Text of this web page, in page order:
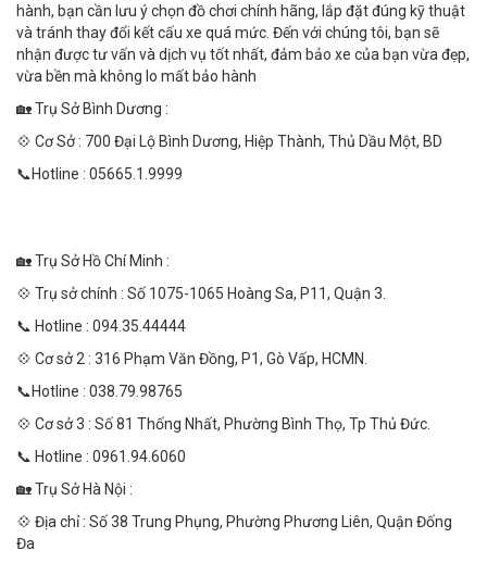
hành, bạn cần lưu ý chọn đồ chơi chính hãng, lắp đặt đúng kỹ thuật
và tránh thay đổi kết cấu xe quá mức. Đến với chúng tôi, bạn sẽ
nhận được tư vấn và dịch vụ tốt nhất, đảm bảo xe của bạn vừa đẹp,
vừa bền mà không lo mất bảo hành
🏡 Trụ Sở Bình Dương :
💠 Cơ Sở : 700 Đại Lộ Bình Dương, Hiệp Thành, Thủ Dầu Một, BD
📞Hotline : 05665.1.9999
🏡 Trụ Sở Hồ Chí Minh :
💠 Trụ sở chính : Số 1075-1065 Hoàng Sa, P11, Quận 3.
📞 Hotline : 094.35.44444
💠 Cơ sở 2 : 316 Phạm Văn Đồng, P1, Gò Vấp, HCMN.
📞Hotline : 038.79.98765
💠 Cơ sở 3 : Số 81 Thống Nhất, Phường Bình Thọ, Tp Thủ Đức.
📞 Hotline : 0961.94.6060
🏡 Trụ Sở Hà Nội :
💠 Địa chỉ : Số 38 Trung Phụng, Phường Phương Liên, Quận Đống
Đa